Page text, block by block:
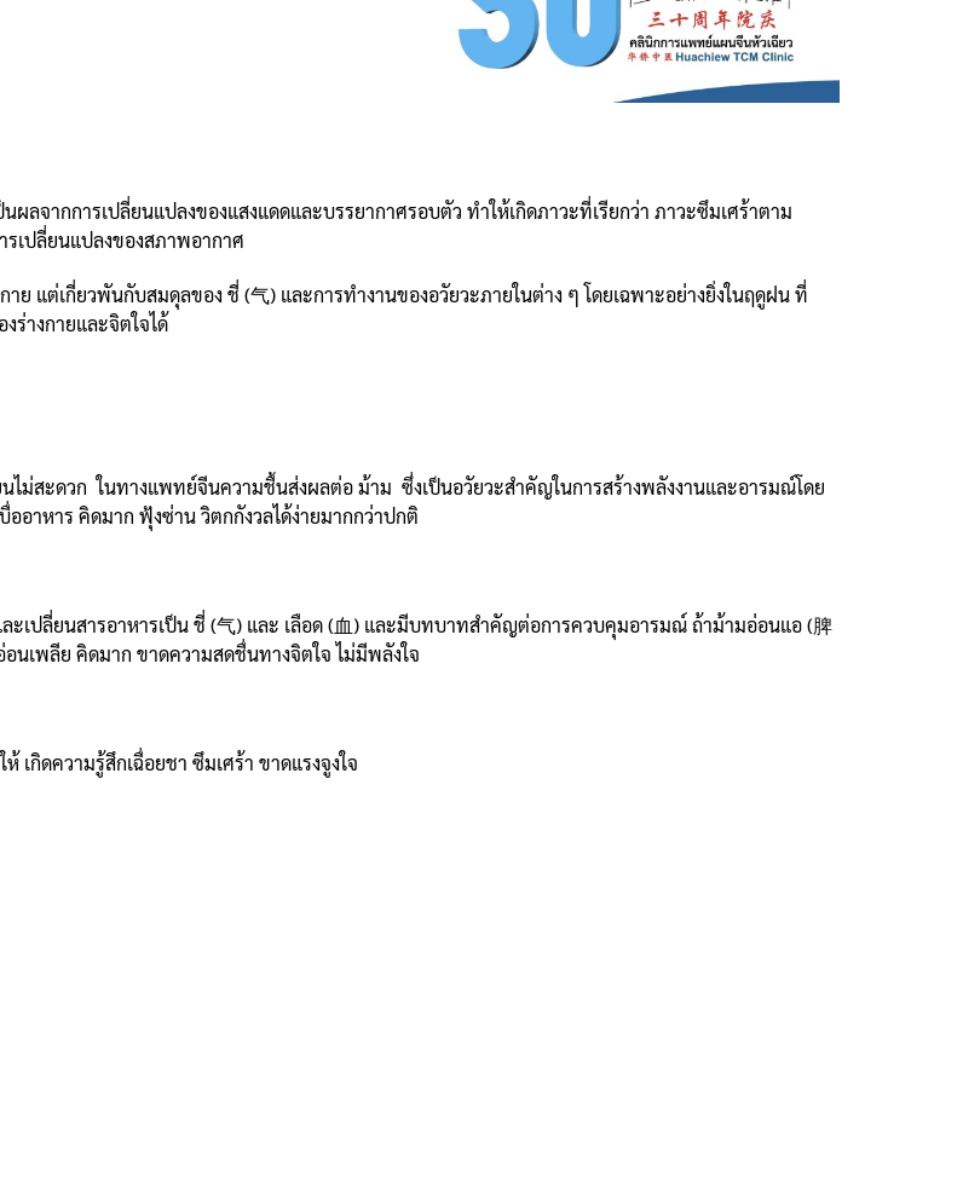
ลจากการเปลี่ยนแปลงของแสงแดดและบรรยากาศรอบตัว ทำให้เกิดภาวะที่เรียกว่า ภาวะซึมเศร้าตาม
รเปลี่ยนแปลงของสภาพอากาศ
แต่เกี่ยวพันกับสมดุลของ ชี่ (气) และการทำงานของอวัยวะภายในต่าง ๆ โดยเฉพาะอย่างยิ่งในฤดูฝน ที่
างกายและจิตใจได้
ม่สะดวก ในทางแพทย์จีนความชื้นส่งผลต่อ ม้าม ซึ่งเป็นอวัยวะสำคัญในการสร้างพลังงานและอารมณ์โดย
อาหาร คิดมาก ฟุ้งซ่าน วิตกกังวลได้ง่ายมากกว่าปกติ
ะเปลี่ยนสารอาหารเป็น ชี่ (气) และ เลือด (血) และมีบทบาทสำคัญต่อการควบคุมอารมณ์ ถ้าม้ามอ่อนแอ (脾
นเพลีย คิดมาก ขาดความสดชื่นทางจิตใจ ไม่มีพลังใจ
กิดความรู้สึกเฉื่อยชา ซึมเศร้า ขาดแรงจูงใจ